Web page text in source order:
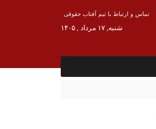
تماس و ارتباط با تیم آفتاب حقوقی
شنبه, ۱۷ مرداد , ۱۴۰۵